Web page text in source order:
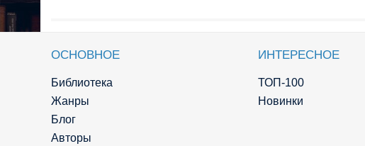
ОСНОВНОЕ
Библиотека
Жанры
Блог
Авторы
ИНТЕРЕСНОЕ
ТОП-100
Новинки